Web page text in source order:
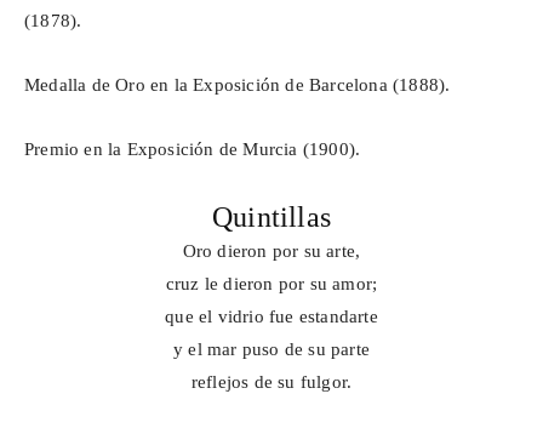
(1878).
Medalla de Oro en la Exposición de Barcelona (1888).
Premio en la Exposición de Murcia (1900).
Quintillas
Oro dieron por su arte,
cruz le dieron por su amor;
que el vidrio fue estandarte
y el mar puso de su parte
reflejos de su fulgor.